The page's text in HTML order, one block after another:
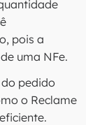
pois a
uma NFe.
pedido
o Reclame